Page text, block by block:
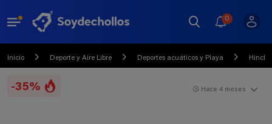
0
Inicio Deporte y Aire Libre Deportes acuáticos y Playa
-35% Hace 4 meses